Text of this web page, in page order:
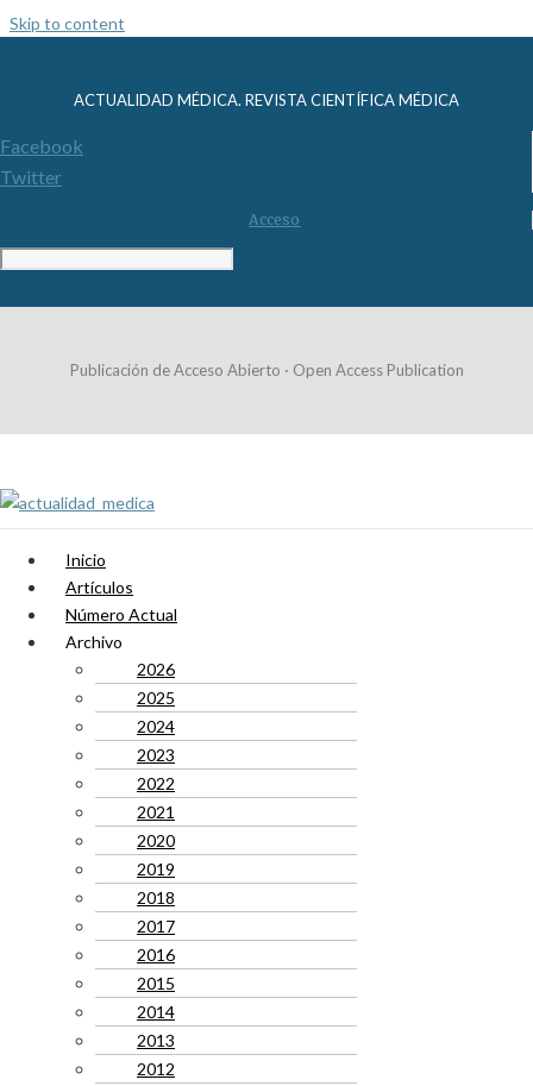
Skip to content
ACTUALIDAD MÉDICA. REVISTA CIENTÍFICA MÉDICA
Facebook
Twitter
Acceso
Publicación de Acceso Abierto · Open Access Publication
Inicio
Artículos
Número Actual
Archivo
2026
2025
2024
2023
2022
2021
2020
2019
2018
2017
2016
2015
2014
2013
2012